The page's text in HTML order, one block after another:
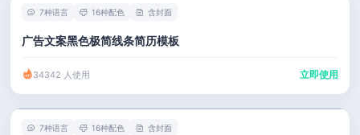
7种语言 16种配色 含封面
广告文案黑色极简线条简历模板
34342 人使用 立即使用
7种语言 16种配色 含封面